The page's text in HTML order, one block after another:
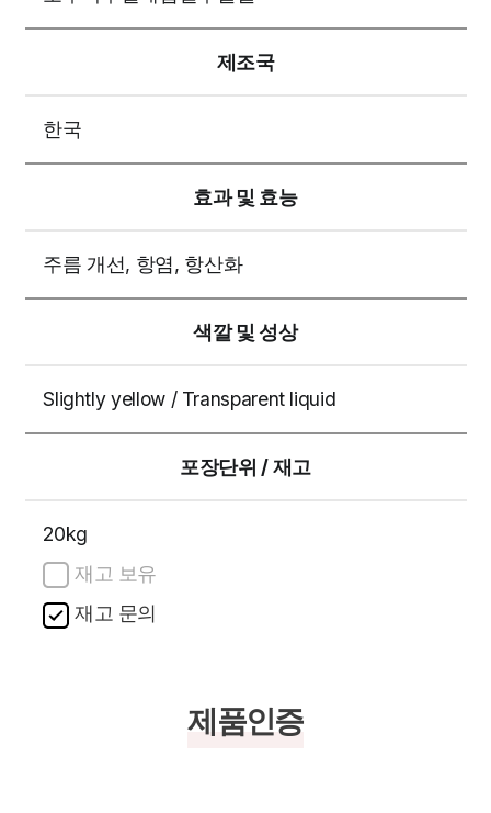
제조국
한국
효과 및 효능
주름 개선, 항염, 항산화
색깔 및 성상
Slightly yellow / Transparent liquid
포장단위 / 재고
20kg
재고 보유
재고 문의
제품인증